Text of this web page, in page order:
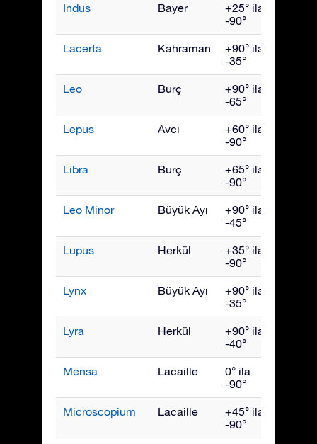
Indus Bayer
+25° ila
-90°
Lacerta Kahraman
+90° ila
-35°
Leo Burç
+90° ila
-65°
Lepus Avcı
+60° ila
-90°
Libra Burç
+65° ila
-90°
Leo Minor Büyük Ayı
+90° ila
-45°
Lupus Herkül
+35° ila
-90°
Lynx Büyük Ayı
+90° ila
-35°
Lyra Herkül
+90° ila
-40°
Mensa Lacaille
0° ila
-90°
Microscopium Lacaille
+45° ila
-90°